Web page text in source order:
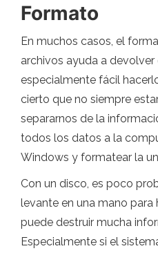
Formato
En muchos casos, el
archivos ayuda a devolver
especialmente fácil
cierto que no siempre
separarnos de la
todos los datos a la
Windows y formatear la
Con un disco, es poco
levante en una mano
puede destruir mucha
Especialmente si el